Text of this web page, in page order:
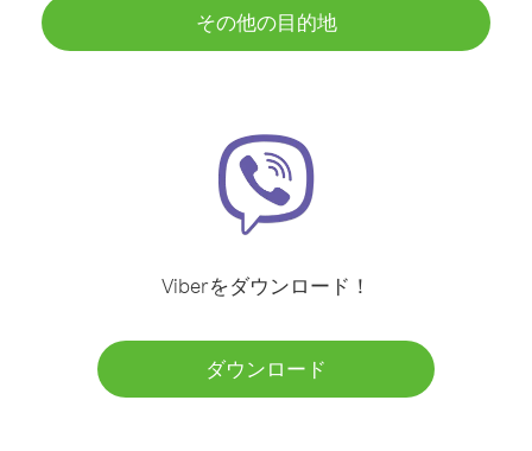
その他の目的地
Viberをダウンロード！
ダウンロード